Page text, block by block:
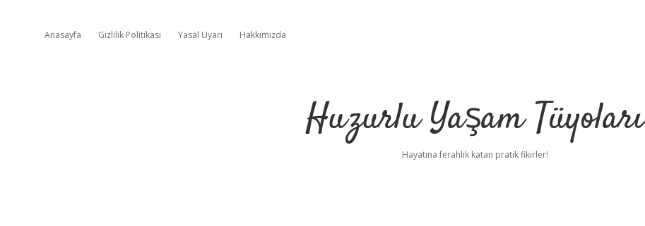
Anasayfa Gizlilik Politikası Yasal Uyarı Hakkımızda
Huzurlu Yaşam Tüyoları
Hayatına ferahlık katan pratik fikirler!